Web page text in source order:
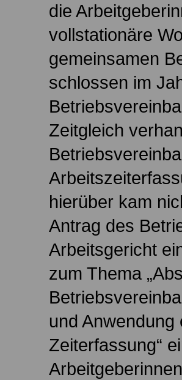
die
vollstationäre
gemeinsamen
schlossen im
Zeitgleich
hierüber kam
Antrag des
Arbeitsgericht
zum Thema
und
Zeiterfassung“